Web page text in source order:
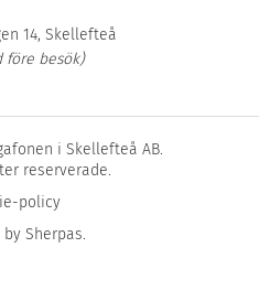
14, Skellefteå
före besök)
i Skellefteå AB.
reserverade.
policy
by Sherpas.